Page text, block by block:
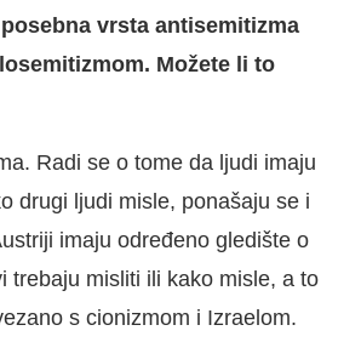
vrsta antisemitizma
Možete li to
Radi se o tome da ljudi imaju
drugi ljudi misle, ponašaju se i
imaju određeno gledište o
trebaju misliti ili kako misle, a to
s cionizmom i Izraelom.